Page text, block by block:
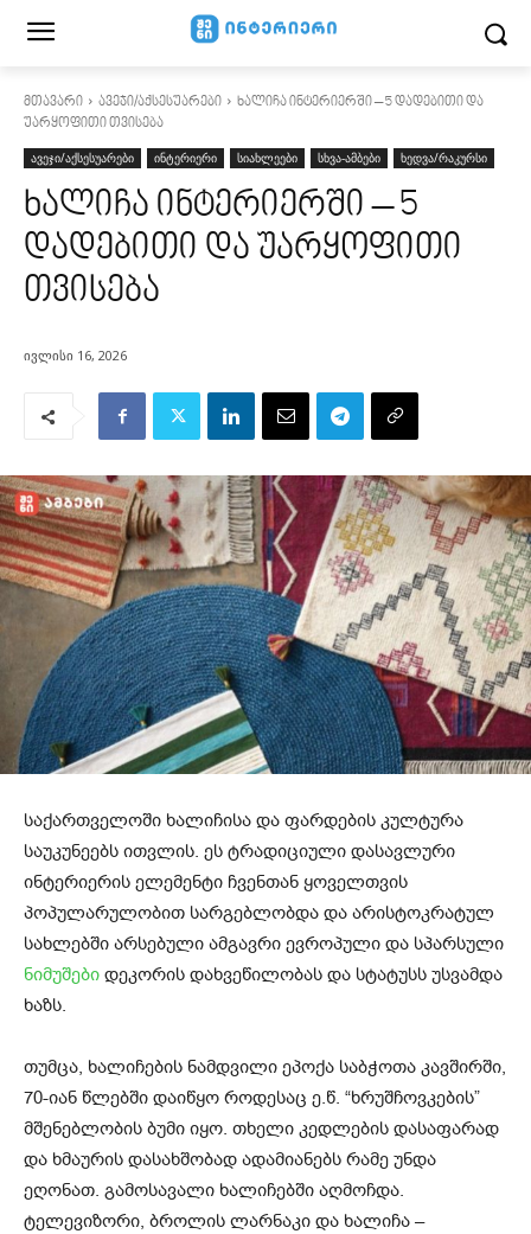
მთავარი ავეჯი/აქსესუარები
ხალიჩა ინტერიერში – 5 დადებითი და
უარყოფითი თვისება
ავეჯი/აქსესუარები ინტერიერი სიახლეები სხვა-ამბები ხედვა/რაკურსი
ხალიჩა ინტერიერში – 5
დადებითი და უარყოფითი
თვისება
ივლისი 16, 2026
საქართველოში ხალიჩისა და ფარდების კულტურა
საუკუნეებს ითვლის. ეს ტრადიციული დასავლური
ინტერიერის ელემენტი ჩვენთან ყოველთვის
პოპულარულობით სარგებლობდა და არისტოკრატულ
სახლებში არსებული ამგავრი ევროპული და სპარსული
ნიმუშები დეკორის დახვეწილობას და სტატუსს უსვამდა
ხაზს.
თუმცა, ხალიჩების ნამდვილი ეპოქა საბჭოთა კავშირში,
70-იან წლებში დაიწყო როდესაც ე.წ. “ხრუშჩოვკების”
მშენებლობის ბუმი იყო. თხელი კედლების დასაფარად
და ხმაურის დასახშობად ადამიანებს რამე უნდა
ეღონათ. გამოსავალი ხალიჩებში აღმოჩდა.
ტელევიზორი, ბროლის ლარნაკი და ხალიჩა –